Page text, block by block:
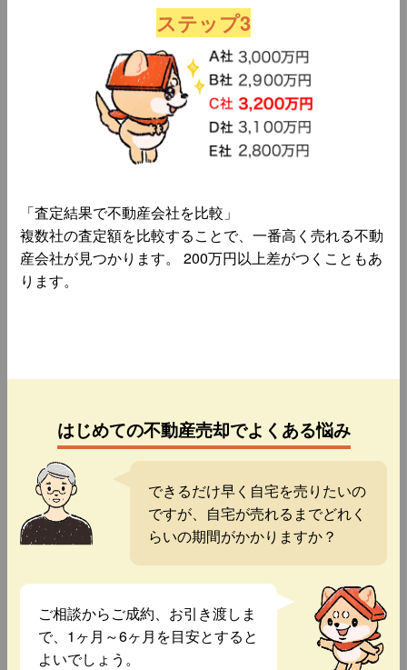
ステップ3
「査定結果で不動産会社を比較」
複数社の査定額を比較することで、一番高く売れる不動
産会社が見つかります。 200万円以上差がつくこともあ
ります。
はじめての不動産売却でよくある悩み
できるだけ早く自宅を売りたいの
ですが、自宅が売れるまでどれく
らいの期間がかかりますか？
ご相談からご成約、お引き渡しま
で、1ヶ月～6ヶ月を目安とすると
よいでしょう。